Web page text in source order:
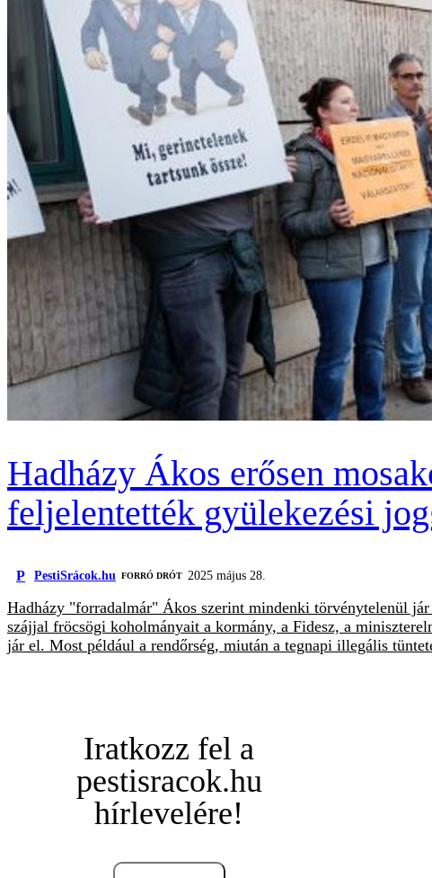
Hadházy Ákos erősen
feljelentették gyülekezési
P PestiSrácok.hu FORRÓ DRÓT 2025 május 28.
Hadházy "forradalmár" Ákos szerint mindenki törvénytelenül
szájjal fröcsögi koholmányait a kormány, a Fidesz, a
jár el. Most például a rendőrség, miután a tegnapi illegális
Iratkozz fel a
pestisracok.hu
hírlevelére!